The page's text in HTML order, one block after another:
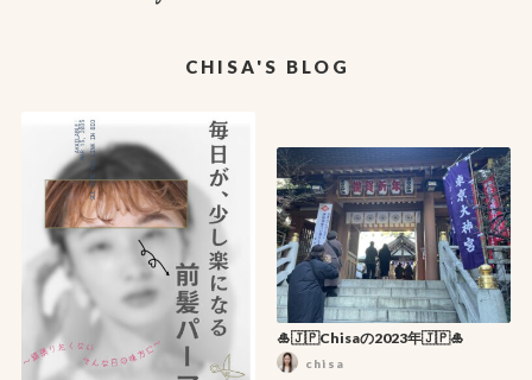
CHISA'S BLOG
🎍🇯🇵Chisaの2023年🇯🇵🎍
chisa